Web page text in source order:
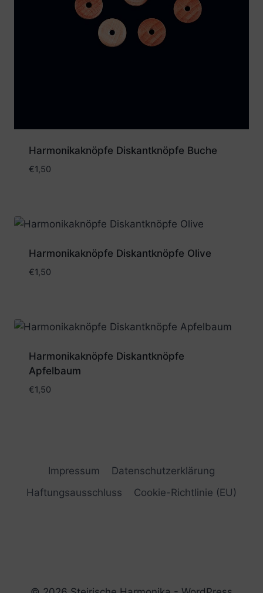
Harmonikaknöpfe Diskantknöpfe Buche
€1,50
Harmonikaknöpfe Diskantknöpfe Olive
€1,50
Harmonikaknöpfe Diskantknöpfe
Apfelbaum
€1,50
Impressum
Datenschutzerklärung
Haftungsausschluss
Cookie-Richtlinie (EU)